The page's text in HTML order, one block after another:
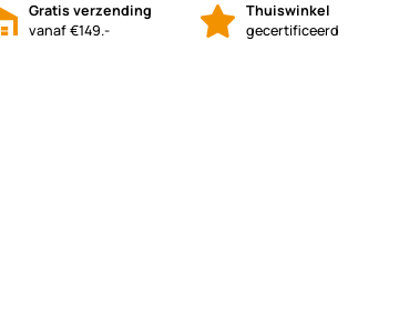
Gratis verzending
vanaf €149.-
Thuiswinkel
gecertificeerd